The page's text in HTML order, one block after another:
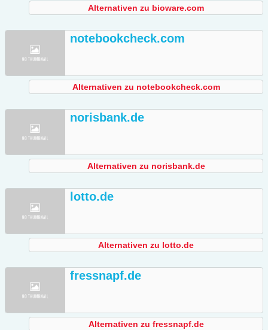
Alternativen zu bioware.com
notebookcheck.com
Alternativen zu notebookcheck.com
norisbank.de
Alternativen zu norisbank.de
lotto.de
Alternativen zu lotto.de
fressnapf.de
Alternativen zu fressnapf.de